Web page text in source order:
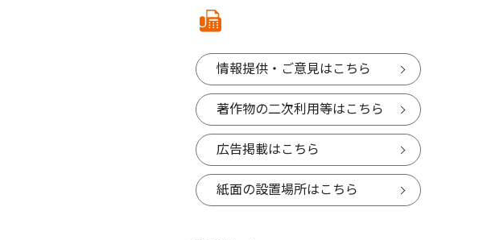
情報提供・ご意見はこちら
著作物の二次利用等はこちら
広告掲載はこちら
紙面の設置場所はこちら